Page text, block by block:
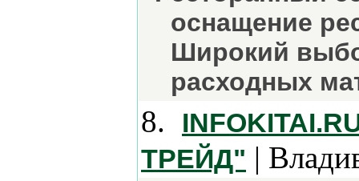
оснащение
Широкий
расходных
8.
ТРЕЙД" |